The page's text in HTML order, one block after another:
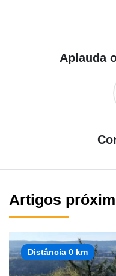
Aplauda
Artigos
Distância 0 km